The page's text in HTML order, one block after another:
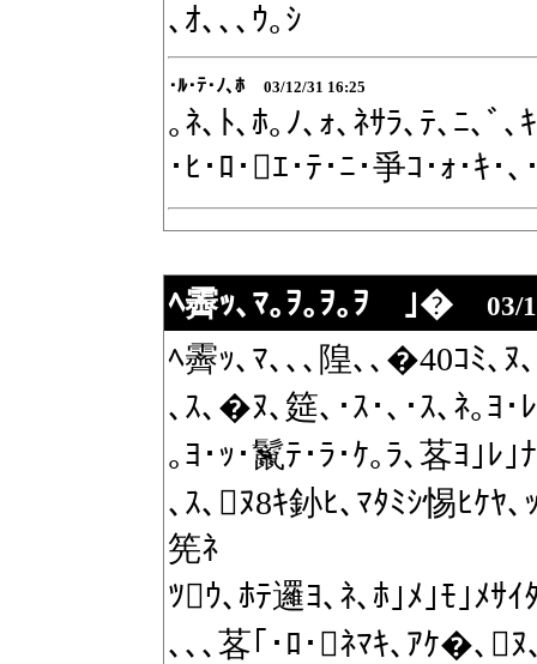
､ｵ､､､ｳ｡ｼ
･ﾙ･ﾃ･ﾉ､ﾎ 03/12/31 16:25
｡ﾈ､ﾄ､ﾎ｡ﾉ､ｫ､ﾈｻﾗ､ﾃ､ﾆ､ﾞ､
･ﾋ･ﾛ･ｴ･ﾃ･ﾆ･爭ｺ･ｫ･ｷ･､
ﾍ霽ｯ､ﾏ｡ｦ｡ｦ｡ｦ ｣� 03/
ﾍ霽ｯ､ﾏ､､､隍､､�40ｺﾐ､ﾇ
､ｽ､�ﾇ､筵､･ｽ･､･ｽ､ﾈ｡ﾖ
｡ﾖ･ｯ･鬣ﾃ･ﾗ･ｹ｡ﾗ､茖ﾖ｣ﾚ｣
､ｽ､ﾇ8ｷ釥ﾋ､ﾏﾀﾐｼ惕ﾋｹﾔ
筅ﾈ
ﾂｳ､ﾎﾃ邏ﾖ､ﾈ､ﾎ｣ﾒ｣ﾓ｣ﾒｻ
､､､茖｢･ﾛ･ﾈﾏｷ､ｱｹ�､